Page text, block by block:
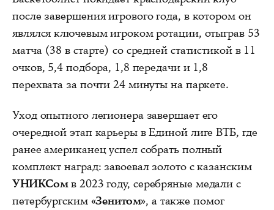
после завершения игрового года, в котором он
являлся ключевым игроком ротации, отыграв 53
матча (38 в старте) со средней статистикой в 11
очков, 5,4 подбора, 1,8 передачи и 1,8
перехвата за почти 24 минуты на паркете.
Уход опытного легионера завершает его
очередной этап карьеры в Единой лиге ВТБ, где
ранее американец успел собрать полный
комплект наград: завоевал золото с казанским
УНИКСомв 2023 году, серебряные медали с
петербургским «Зенитом», а также помог